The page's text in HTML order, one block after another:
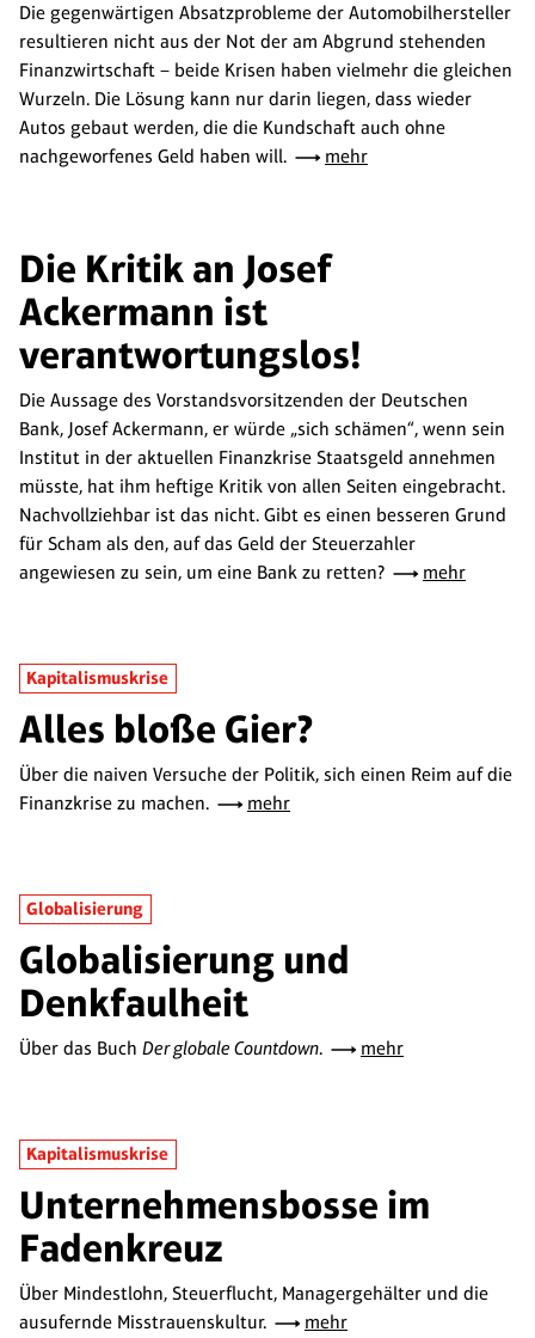
Die gegenwärtigen Absatzprobleme der Automobilhersteller
resultieren nicht aus der Not der am Abgrund stehenden
Finanzwirtschaft – beide Krisen haben vielmehr die gleichen
Wurzeln. Die Lösung kann nur darin liegen, dass wieder
Autos gebaut werden, die die Kundschaft auch ohne
nachgeworfenes Geld haben will.
mehr
Die Kritik an Josef
Ackermann ist
verantwortungslos!
Die Aussage des Vorstandsvorsitzenden der Deutschen
Bank, Josef Ackermann, er würde „sich schämen“, wenn sein
Institut in der aktuellen Finanzkrise Staatsgeld annehmen
müsste, hat ihm heftige Kritik von allen Seiten eingebracht.
Nachvollziehbar ist das nicht. Gibt es einen besseren Grund
für Scham als den, auf das Geld der Steuerzahler
angewiesen zu sein, um eine Bank zu retten?
mehr
Kapitalismuskrise
Alles bloße Gier?
Über die naiven Versuche der Politik, sich einen Reim auf die
Finanzkrise zu machen.
mehr
Globalisierung
Globalisierung und
Denkfaulheit
Über das Buch Der globale Countdown. mehr
Kapitalismuskrise
Unternehmensbosse im
Fadenkreuz
Über Mindestlohn, Steuerflucht, Managergehälter und die
ausufernde Misstrauenskultur.
mehr